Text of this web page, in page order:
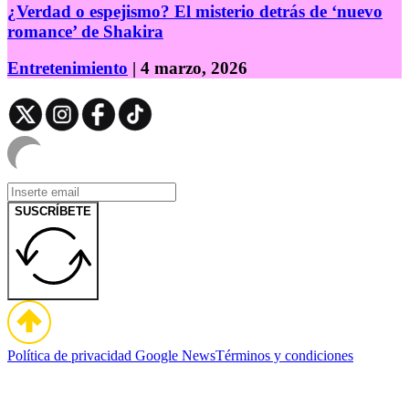
¿Verdad o espejismo? El misterio detrás de ‘nuevo
romance’ de Shakira
Entretenimiento | 4 marzo, 2026
SUSCRÍBETE
Política de privacidad Google NewsTérminos y condiciones